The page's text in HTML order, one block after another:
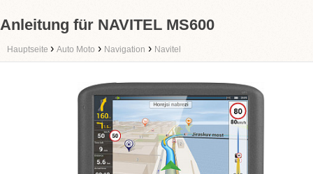
Anleitung für NAVITEL MS600
Hauptseite › Auto Moto › Navigation › Navitel